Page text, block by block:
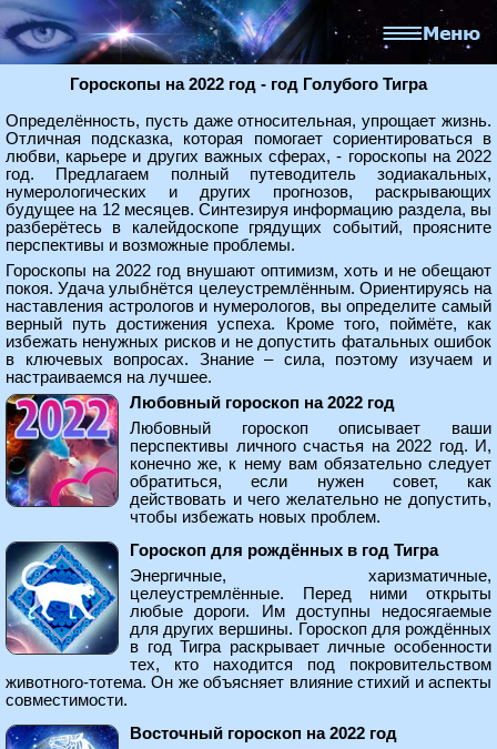
Гороскопы на 2022 год - год Голубого Тигра
Определённость, пусть даже относительная, упрощает жизнь.
Отличная подсказка, которая помогает сориентироваться в
любви, карьере и других важных сферах, - гороскопы на 2022
год. Предлагаем полный путеводитель зодиакальных,
нумерологических и других прогнозов, раскрывающих
будущее на 12 месяцев. Синтезируя информацию раздела, вы
разберётесь в калейдоскопе грядущих событий, проясните
перспективы и возможные проблемы.
Гороскопы на 2022 год внушают оптимизм, хоть и не обещают
покоя. Удача улыбнётся целеустремлённым. Ориентируясь на
наставления астрологов и нумерологов, вы определите самый
верный путь достижения успеха. Кроме того, поймёте, как
избежать ненужных рисков и не допустить фатальных ошибок
в ключевых вопросах. Знание – сила, поэтому изучаем и
настраиваемся на лучшее.
Любовный гороскоп на 2022 год
Любовный гороскоп описывает ваши
перспективы личного счастья на 2022 год. И,
конечно же, к нему вам обязательно следует
обратиться, если нужен совет, как
действовать и чего желательно не допустить,
чтобы избежать новых проблем.
Гороскоп для рождённых в год Тигра
Энергичные, харизматичные,
целеустремлённые. Перед ними открыты
любые дороги. Им доступны недосягаемые
для других вершины. Гороскоп для рождённых
в год Тигра раскрывает личные особенности
тех, кто находится под покровительством
животного-тотема. Он же объясняет влияние стихий и аспекты
совместимости.
Восточный гороскоп на 2022 год